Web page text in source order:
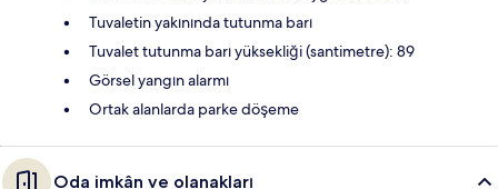
Tuvaletin yakınında tutunma barı
Tuvalet tutunma barı yüksekliği (santimetre): 89
Görsel yangın alarmı
Ortak alanlarda parke döşeme
Oda imkân ve olanakları